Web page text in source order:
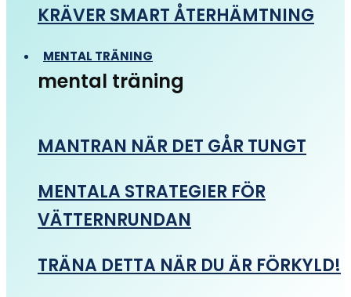
KRÄVER SMART ÅTERHÄMTNING
MENTAL TRÄNING
mental träning
MANTRAN NÄR DET GÅR TUNGT
MENTALA STRATEGIER FÖR
VÄTTERNRUNDAN
TRÄNA DETTA NÄR DU ÄR FÖRKYLD!